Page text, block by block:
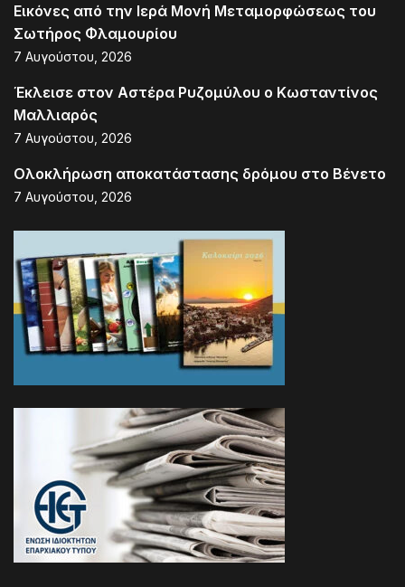
Εικόνες από την Ιερά Μονή Μεταμορφώσεως του
Σωτήρος Φλαμουρίου
7 Αυγούστου, 2026
Έκλεισε στον Αστέρα Ρυζομύλου ο Κωσταντίνος
Μαλλιαρός
7 Αυγούστου, 2026
Ολοκλήρωση αποκατάστασης δρόμου στο Βένετο
7 Αυγούστου, 2026